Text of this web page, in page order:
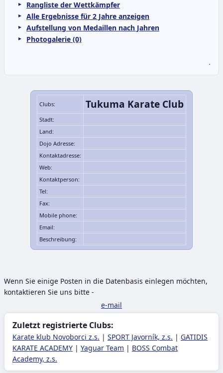
Rangliste der Wettkämpfer
Alle Ergebnisse für 2 Jahre anzeigen
Aufstellung von Medaillen nach Jahren
Photogalerie (0)
.
Clubs: Tukuma Karate Club
Stadt:
Land:
Dojo Adresse:
Kontaktadresse:
Web:
Kontaktperson:
Tel:
Fax:
Mobile phone:
Email:
Beschreibung:
Wenn Sie einige Posten in die Datenbasis einlegen möchten,
kontaktieren Sie uns bitte -
e-mail
Zuletzt registrierte Clubs:
Karate klub Novoborci z.s. | SPORT Javorník, z.s. | GATIDIS
KARATE ACADEMY | Yaguar Team | BOSS Combat
Academy, z.s.